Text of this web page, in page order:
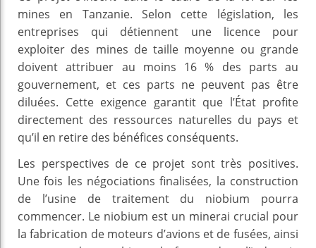
mines en Tanzanie. Selon cette législation, les
entreprises qui détiennent une licence pour
exploiter des mines de taille moyenne ou grande
doivent attribuer au moins 16 % des parts au
gouvernement, et ces parts ne peuvent pas être
diluées. Cette exigence garantit que l’État profite
directement des ressources naturelles du pays et
qu’il en retire des bénéfices conséquents.
Les perspectives de ce projet sont très positives.
Une fois les négociations finalisées, la construction
de l’usine de traitement du niobium pourra
commencer. Le niobium est un minerai crucial pour
la fabrication de moteurs d’avions et de fusées, ainsi